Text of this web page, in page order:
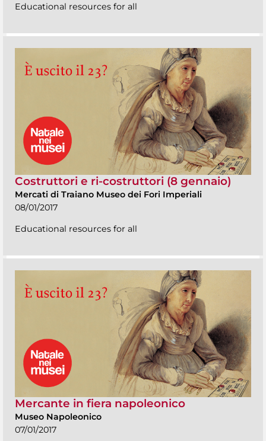
Educational resources for all
Costruttori e ri-costruttori (8 gennaio)
Mercati di Traiano Museo dei Fori Imperiali
08/01/2017
Educational resources for all
Mercante in fiera napoleonico
Museo Napoleonico
07/01/2017